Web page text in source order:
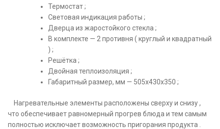
Термостат ;
Световая индикация работы ;
Дверца из жаростойкого стекла ;
В комплекте — 2 противня ( круглый и квадратный
) ;
Решётка ;
Двойная теплоизоляция ;
Габаритный размер, мм — 505х430х350 ;
Нагревательные элементы расположены сверху и снизу ,
что обеспечивает равномерный прогрев блюда и тем самым
полностью исключает возможность пригорания продукта .